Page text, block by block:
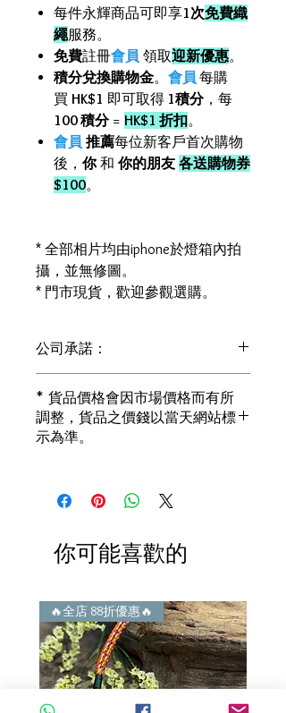
每件永輝商品可即享1次免費織
繩服務。
免費註冊會員 領取迎新優惠。
積分兌換購物金。 會員 每購
買 HK$1 即可取得 1積分，每
100 積分= HK$1 折扣。
會員 推薦每位新客戶首次購物
後， 你和 你的朋友 各送購物券
$100。
* 全部相片均由iphone於燈箱內拍
攝，並無修圖。
* 門市現貨，歡迎參觀選購。
公司承諾：
冇加色！冇化妝！
i) 所有已鑲玉器珠寶丶玉鐲丶擺件皆 奉
送 [香港翡翠鑑証書]
i) 成色足。冇鍍金！冇包金！冇假金！
3) 顧客所花費一分一毫全部都是珠寶本
i) 無佣金！無租金！無買手費！真真正
正行內批發價。
謝絕紙上談兵。
* 貨品價格會因市場價格而有所
調整，貨品之價錢以當天網站標
示為準。
你可能喜歡的
🔥全店 88折優惠🔥